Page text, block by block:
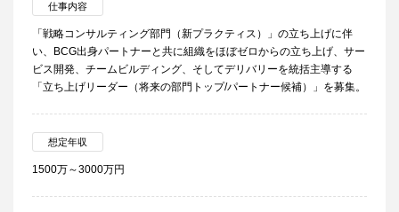
仕事内容
「戦略コンサルティング部門（新プラクティス）」の立ち上げに伴
い、BCG出身パートナーと共に組織をほぼゼロからの立ち上げ、サー
ビス開発、チームビルディング、そしてデリバリーを統括主導する
「立ち上げリーダー（将来の部門トップ/パートナー候補）」を募集。
想定年収
1500万～3000万円